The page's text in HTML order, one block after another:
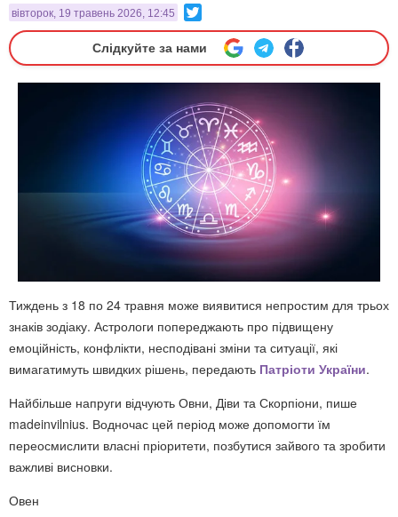
вівторок, 19 травень 2026, 12:45
Слідкуйте за нами
Тиждень з 18 по 24 травня може виявитися непростим для трьох
знаків зодіаку. Астрологи попереджають про підвищену
емоційність, конфлікти, несподівані зміни та ситуації, які
вимагатимуть швидких рішень, передають Патріоти України.
Найбільше напруги відчують Овни, Діви та Скорпіони, пише
madeinvilnius. Водночас цей період може допомогти їм
переосмислити власні пріоритети, позбутися зайвого та зробити
важливі висновки.
Овен